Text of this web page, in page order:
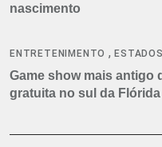
nascimento
ENTRETENIMENTO ,
Game show mais antigo
gratuita no sul da Flórida